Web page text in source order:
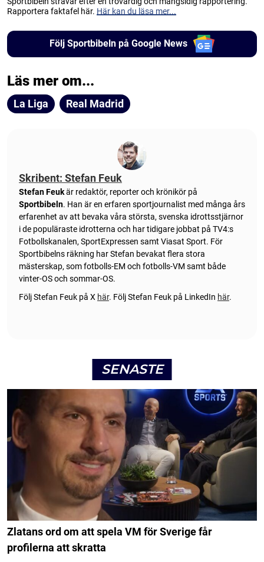
Rapportera faktafel här. Här kan du läsa mer...
Följ Sportbibeln på Google News
Läs mer om...
La Liga Real Madrid
Skribent: Stefan Feuk
Stefan Feukär redaktör, reporter och krönikör på
Sportbibeln. Han är en erfaren sportjournalist med många års
erfarenhet av att bevaka våra största, svenska idrottsstjärnor
i de populäraste idrotterna och har tidigare jobbat på TV4:s
Fotbollskanalen, SportExpressen samt Viasat Sport. För
Sportbibelns räkning har Stefan bevakat flera stora
mästerskap, som fotbolls-EM och fotbolls-VM samt både
vinter-OS och sommar-OS.
Följ Stefan Feuk på X här. Följ Stefan Feuk på LinkedIn här.
SENASTE
Zlatans ord om att spela VM för Sverige får
profilerna att skratta